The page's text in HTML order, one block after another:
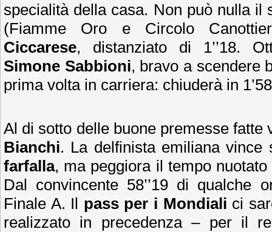
specialità della casa. Non può nulla il
(Fiamme Oro e Circolo
Ciccarese, distanziato di 1’’18.
Simone Sabbioni, bravo a scendere
prima volta in carriera: chiuderà in
Al di sotto delle buone premesse
Bianchi. La delfinista emiliana
farfalla, ma peggiora il tempo
Dal convincente 58’’19 di qualche
Finale A. Il pass per i Mondiali ci
realizzato in precedenza – per il